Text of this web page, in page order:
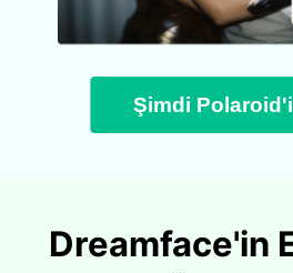
Şimdi
Dreamface'in